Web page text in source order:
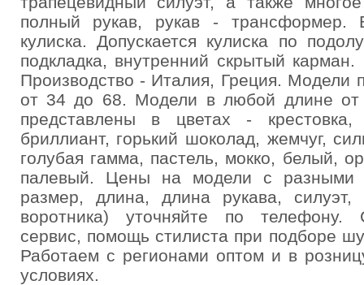
полный рукав, рукав - трансформер.
кулиска. Допускается кулиска по
подкладка, внутренний скрытый
Производство - Италия, Греция. Модели
от 34 до 68. Модели в любой длине
представлены в цветах -
бриллиант, горький шоколад, жемчуг,
голубая гамма, пастель, мокко, белый,
палевый. Цены на модели с разными
размер, длина, длина рукава,
воротника) уточняйте по телефону.
сервис, помощь стилиста при подборе
Работаем с регионами оптом и в
условиях.